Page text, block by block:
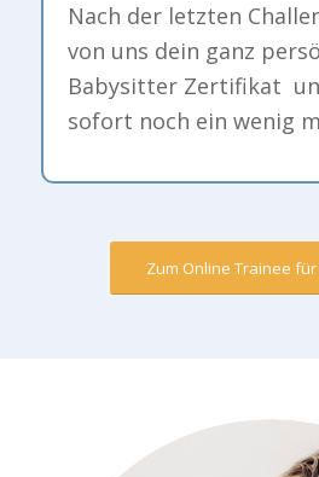
Nach der letzten
von uns dein ganz
Babysitter Zertifikat
sofort noch ein wenig
Zum Online Trainee